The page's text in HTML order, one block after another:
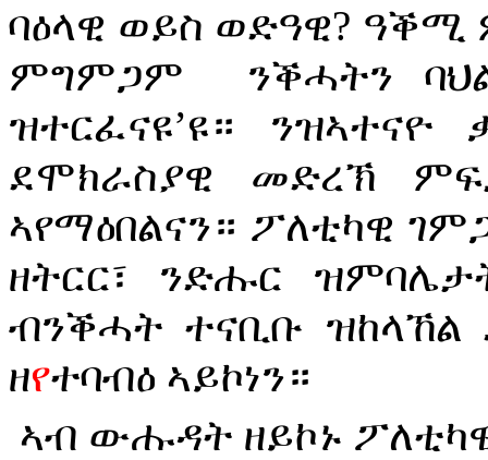
ባዕላዊ ወይስ ወድዓዊ? ዓቕሚ
ምግምጋም
ንቕሓትን
ዝተርፈናዩ’ዩ።
ደሞክራስያዊ መድረኽ
ኣየማዕበልናን። ፖለቲካዊ
ዘትርር፣ ንድሑር
ብንቕሓት ተናቢቡ ዝከላኸል
ዘየተባብዕ ኣይኮነን።
ኣብ ውሑዳት ዘይኮኑ